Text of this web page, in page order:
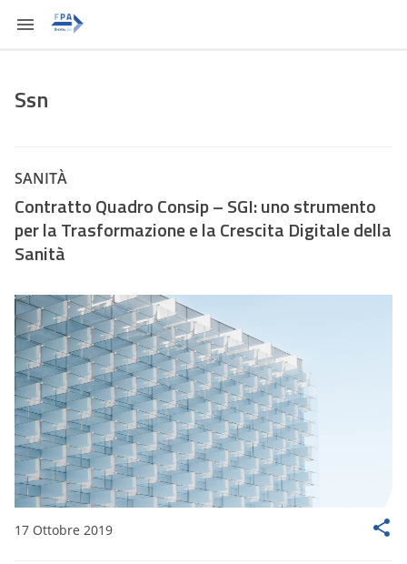
Ssn
SANITÀ
Contratto Quadro Consip – SGI: uno strumento
per la Trasformazione e la Crescita Digitale della
Sanità
17 Ottobre 2019